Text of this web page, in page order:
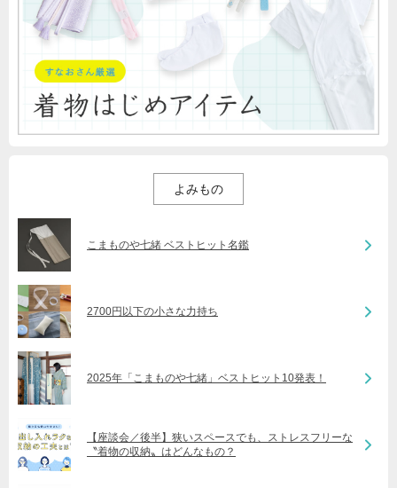
よみもの
こまものや七緒 ベストヒット名鑑
2700円以下の小さな力持ち
2025年「こまものや七緒」ベストヒット10発表！
【座談会／後半】狭いスペースでも、ストレスフリーな
〝着物の収納〟はどんなもの？